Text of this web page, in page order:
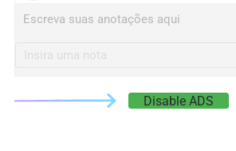
Escreva suas anotações aqui
Disable ADS